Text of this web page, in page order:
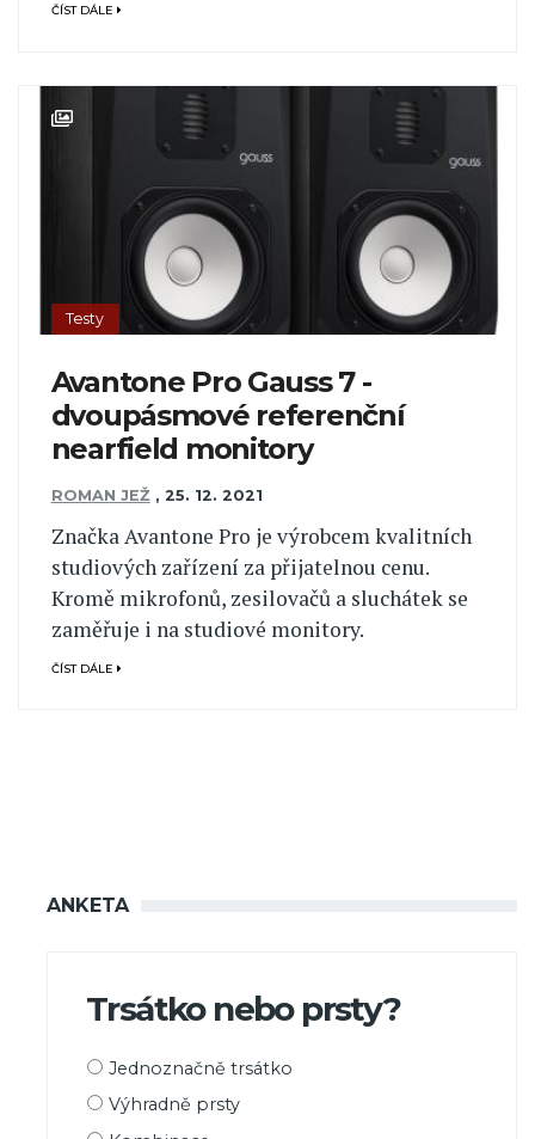
ČÍST DÁLE
Testy
Avantone Pro Gauss 7 -
dvoupásmové referenční
nearfield monitory
ROMAN JEŽ , 25. 12. 2021
Značka Avantone Pro je výrobcem kvalitních
studiových zařízení za přijatelnou cenu.
Kromě mikrofonů, zesilovačů a sluchátek se
zaměřuje i na studiové monitory.
ČÍST DÁLE
ANKETA
Trsátko nebo prsty?
Možnosti
Jednoznačně trsátko
Výhradně prsty